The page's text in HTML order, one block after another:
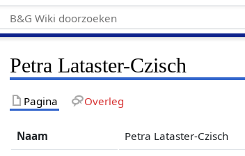
Petra Lataster-Czisch
Pagina Overleg
Naam Petra Lataster-Czisch